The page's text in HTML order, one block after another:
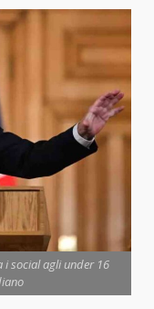
i social agli under 16